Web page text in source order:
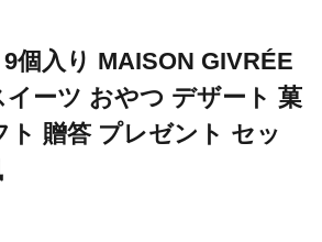
個入り MAISON GIVRÉE
イーツ おやつ デザート 菓
ト 贈答 プレゼント セッ